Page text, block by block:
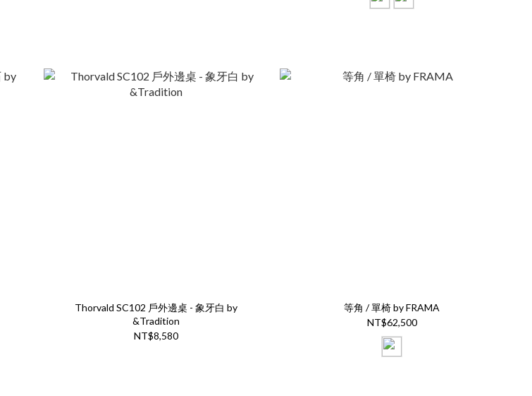
Thorvald SC102 戶外邊桌 - 象牙白 by
&Tradition
NT$8,580
等角 / 單椅 by FRAMA
NT$62,500